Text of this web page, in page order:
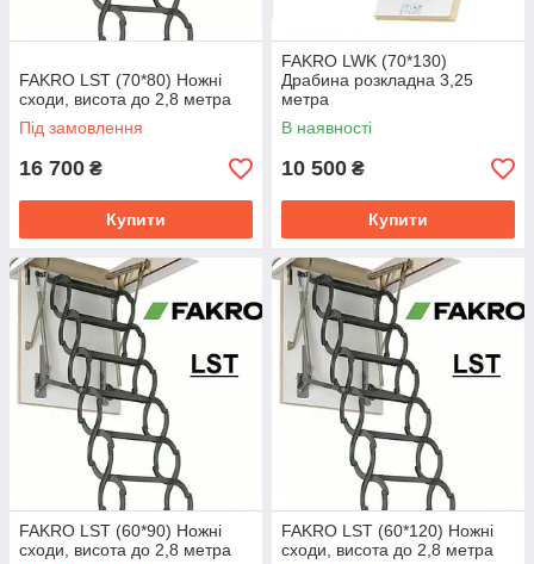
FAKRO LST (70*80) Ножні
сходи, висота до 2,8 метра
Під замовлення
16 700 ₴
Купити
FAKRO LWK (70*130)
Драбина розкладна 3,25
метра
В наявності
10 500 ₴
Купити
FAKRO LST (60*90) Ножні
сходи, висота до 2,8 метра
FAKRO LST (60*120) Ножні
сходи, висота до 2,8 метра